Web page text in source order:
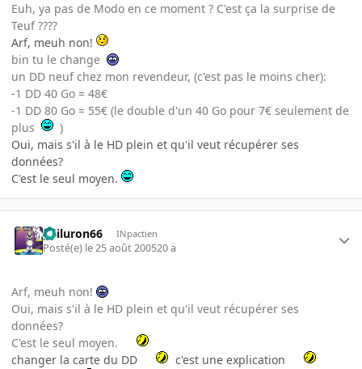
Euh, ya pas de Modo en ce moment ? C'est ça la surprise de
Teuf ????
Arf, meuh non!
bin tu le change
un DD neuf chez mon revendeur, (c'est pas le moins cher):
-1 DD 40 Go = 48€
-1 DD 80 Go = 55€ (le double d'un 40 Go pour 7€ seulement de
plus
)
Oui, mais s'il à le HD plein et qu'il veut récupérer ses
données?
C'est le seul moyen.
gailuron66 INpactien
Posté(e) le 25 août 200520 a
Arf, meuh non!
Oui, mais s'il à le HD plein et qu'il veut récupérer ses
données?
C'est le seul moyen.
changer la carte du DD
c'est une explication